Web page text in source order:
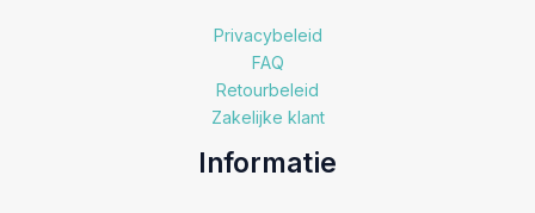
Privacybeleid
FAQ
Retourbeleid
Zakelijke klant
Informatie